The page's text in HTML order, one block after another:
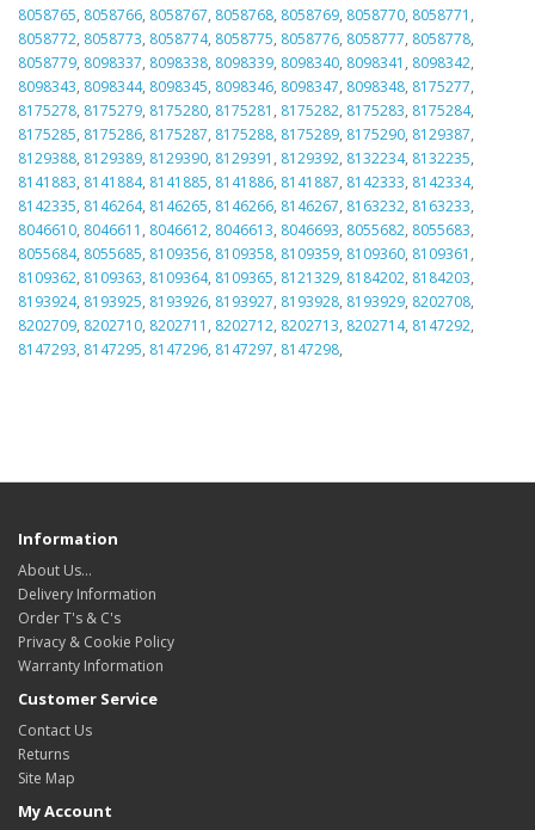
8058765, 8058766, 8058767, 8058768, 8058769, 8058770, 8058771 ,
8058772, 8058773, 8058774, 8058775, 8058776, 8058777, 8058778,
8058779, 8098337, 8098338, 8098339, 8098340, 8098341 , 8098342,
8098343, 8098344, 8098345, 8098346, 8098347, 8098348, 8175277,
8175278, 8175279, 8175280, 8175281 , 8175282, 8175283, 8175284,
8175285, 8175286, 8175287, 8175288, 8175289, 8175290, 8129387,
8129388, 8129389, 8129390, 8129391 , 8129392, 8132234, 8132235,
8141883, 8141884, 8141885, 8141886, 8141887, 8142333, 8142334,
8142335, 8146264, 8146265, 8146266, 8146267, 8163232, 8163233,
8046610, 8046611 , 8046612, 8046613, 8046693, 8055682, 8055683,
8055684, 8055685, 8109356, 8109358, 8109359, 8109360, 8109361 ,
8109362, 8109363, 8109364, 8109365, 8121329, 8184202, 8184203,
8193924, 8193925, 8193926, 8193927, 8193928, 8193929, 8202708,
8202709, 8202710, 8202711 , 8202712, 8202713, 8202714, 8147292,
8147293, 8147295, 8147296, 8147297, 8147298,
Information
About Us…
Delivery Information
Order T's & C's
Privacy & Cookie Policy
Warranty Information
Customer Service
Contact Us
Returns
Site Map
My Account